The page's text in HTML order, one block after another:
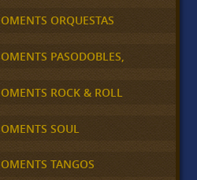
ORQUESTAS
PASODOBLES,
ROCK & ROLL
SOUL
TANGOS